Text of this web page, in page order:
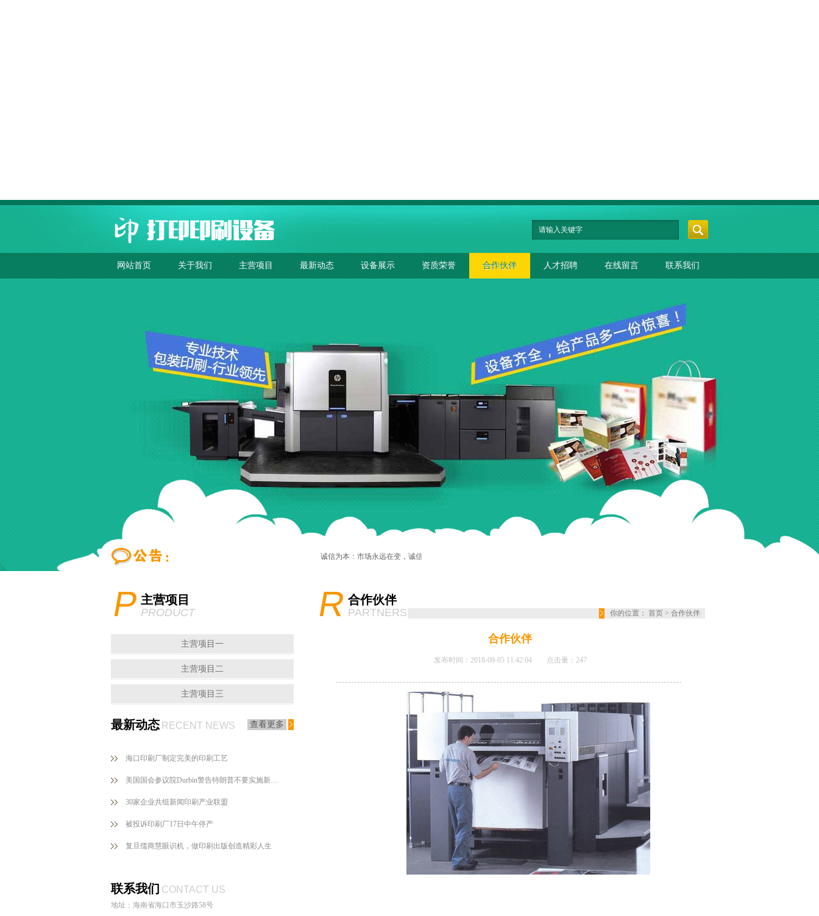
网站首页 关于我们 主营项目 最新动态 设备展示 资质荣誉 合作伙伴 人才招聘 在线留言 联系我们
诚信为本：市场永远在变，诚信永远不变。
P主营项目
PRODUCT
主营项目一
主营项目二
主营项目三
最新动态 RECENT NEWS 查看更多
海口印刷厂制定完美的印刷工艺
美国国会参议院Durbin警告特朗普不要实施新闻印刷纸关税
30家企业共组新闻印刷产业联盟
被投诉印刷厂17日中午停产
复旦儒商慧眼识机，做印刷出版创造精彩人生
联系我们 CONTACT US
地址：海南省海口市玉沙路58号
R合作伙伴
PARTNERS 你的位置： 首页 > 合作伙伴
合作伙伴
发布时间：2018-09-05 11:42:04 点击量： 247